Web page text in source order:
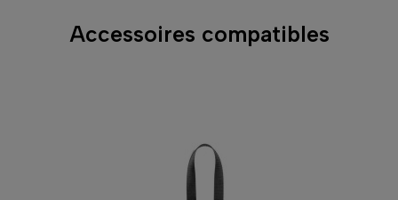
Accessoires compatibles